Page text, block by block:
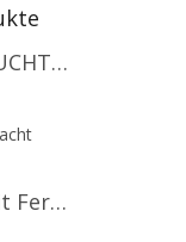
LED LINEARE PENDELLEUCHTE EXECULINE 120CM, 30W, 3750LM, 96°, 4000K, IP20, WEISS [207806]
5 Sternen.
RGB-LED-Poolleuchte mit Fernbedienung, 12W, 1260lm, PAR56, 12V, 1+1 gratis!